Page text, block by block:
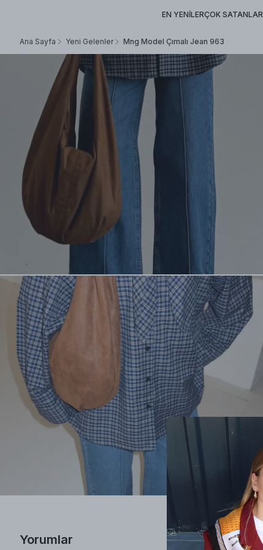
EN YENİLERÇOK SATANLAR
Ana Sayfa Yeni Gelenler Mng Model Çımalı Jean 963
Yorumlar